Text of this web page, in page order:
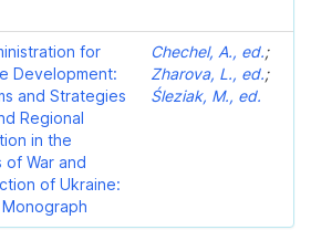
for
Development:
and Strategies
Regional
in the
of War and
of Ukraine:
Chechel, A., ed.;
Zharova, L., ed.;
Śleziak, M., ed.